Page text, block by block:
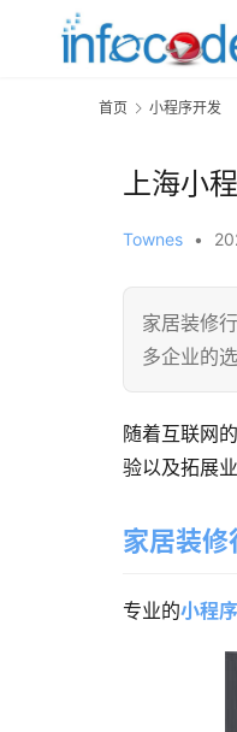
首页 小程序开发
上海小
Townes •
家居装修
多企业的选
随着互联网
验以及拓展
家居装修
专业的小程